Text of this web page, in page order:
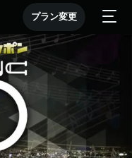
プラン変更